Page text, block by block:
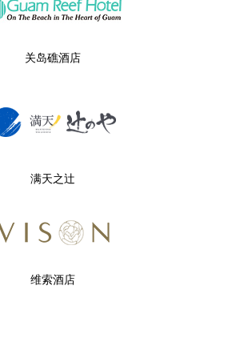
关岛礁酒店
满天之辻
维索酒店